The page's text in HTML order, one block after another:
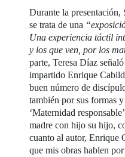
Durante la presentación,
se trata de una
Una experiencia táctil
y los que ven, por los
parte, Teresa Díaz
impartido Enrique
buen número de
también por sus formas
‘Maternidad
madre con hijo su hijo,
cuanto al autor, Enrique
que mis obras hablen